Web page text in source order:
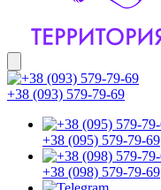
+38 (093) 579-79-69
+38 (095) 579-79-69
+38 (098) 579-79-69